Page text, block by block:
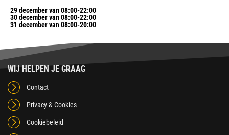
29 december van 08:00-22:00
30 december van 08:00-22:00
31 december van 08:00-20:00
WIJ HELPEN JE GRAAG
Contact
Privacy & Cookies
Cookiebeleid